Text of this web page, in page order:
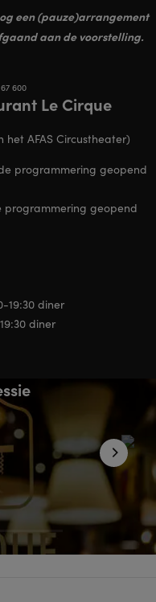
een (pauze)arrangement
aan de voorstelling.
600
Le Cirque
AFAS Circustheater)
programmering geopend
programmering geopend
19:30 diner
diner